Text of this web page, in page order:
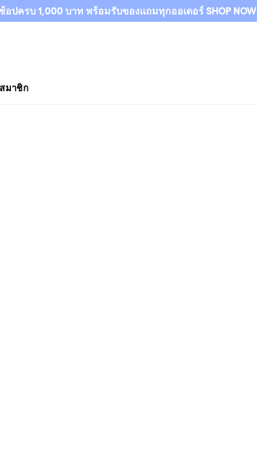
อปครบ 1,000 บาท พร้อมรับของแถมทุกออเดอร์ SHOP NOW
สมาชิก